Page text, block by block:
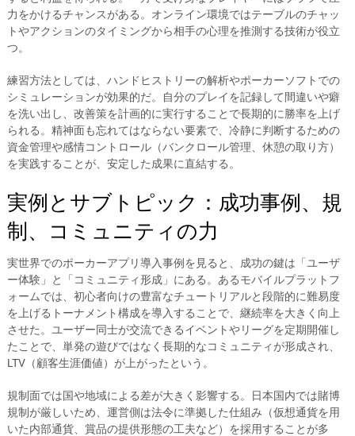
力をかけるチャンスがある。オンライン環境ではテーブルのチャッ
トやアクションのタイミングから相手の心理を推測する技術が役立
つ。
練習方法としては、ハンドヒストリーの解析やポーカーソフトでの
シミュレーションが効果的だ。自分のプレイを記録して間違いや癖
を洗い出し、改善策を計画的に実行することで長期的に勝率を上げ
られる。精神面も忘れてはならない要素で、冷静に判断するための
資金管理や感情コントロール（バンクロール管理、休憩の取り方）
を実践することが、安定した成果に直結する。
実例とサブトピック：成功事例、規
制、コミュニティの力
実世界でのポーカーアプリ導入事例を見ると、成功の鍵は「ユーザ
ー体験」と「コミュニティ形成」にある。あるモバイルプラットフ
ォームでは、初心者向けの豊富なチュートリアルと段階的に難易度
を上げるトーナメント構成を導入することで、継続率を大きく向上
させた。ユーザー同士が交流できるイベントやリーグを定期開催し
たことで、単発の遊びではなく長期的なコミュニティが形成され、
LTV（顧客生涯価値）が上がったという。
規制面では国や地域による差が大きく影響する。日本国内では賭博
規制が厳しいため、運営側は法令に準拠した仕組み（仮想通貨を用
いた内部通貨、賞品の提供形態の工夫など）を採用することが多